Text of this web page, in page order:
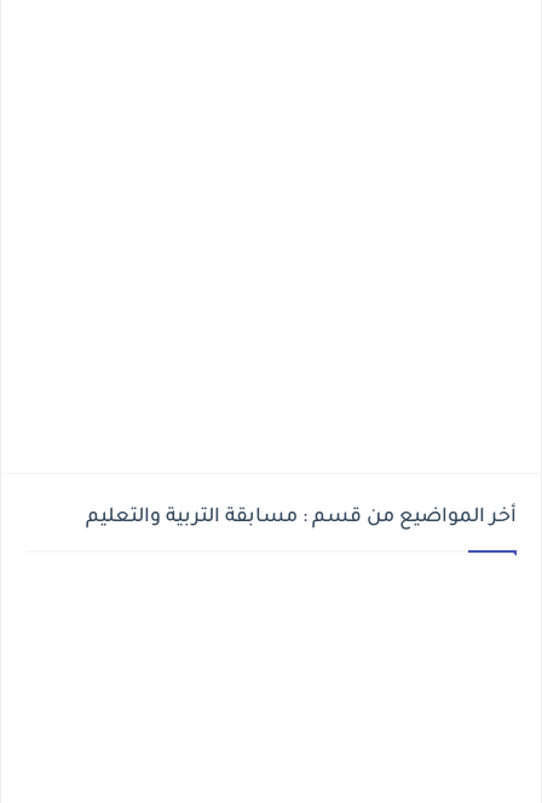
أخر المواضيع من قسم : مسابقة التربية والتعليم